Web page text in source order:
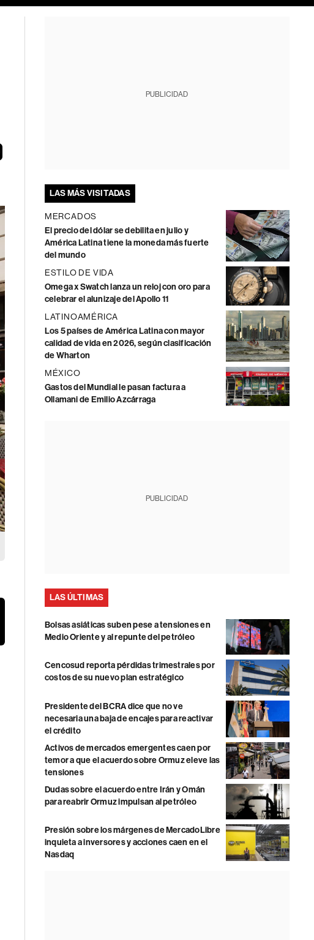
PUBLICIDAD
LAS MÁS VISITADAS
MERCADOS
El precio del dólar se debilita en julio y
América Latina tiene la moneda más fuerte
del mundo
ESTILO DE VIDA
Omega x Swatch lanza un reloj con oro para
celebrar el alunizaje del Apollo 11
LATINOAMÉRICA
Los 5 países de América Latina con mayor
calidad de vida en 2026, según clasificación
de Wharton
MÉXICO
Gastos del Mundial le pasan factura a
Ollamani de Emilio Azcárraga
PUBLICIDAD
LAS ÚLTIMAS
Bolsas asiáticas suben pese a tensiones en
Medio Oriente y al repunte del petróleo
Cencosud reporta pérdidas trimestrales por
costos de su nuevo plan estratégico
Presidente del BCRA dice que no ve
necesaria una baja de encajes para reactivar
el crédito
Activos de mercados emergentes caen por
temor a que el acuerdo sobre Ormuz eleve las
tensiones
Dudas sobre el acuerdo entre Irán y Omán
para reabrir Ormuz impulsan al petróleo
Presión sobre los márgenes de MercadoLibre
inquieta a inversores y acciones caen en el
Nasdaq